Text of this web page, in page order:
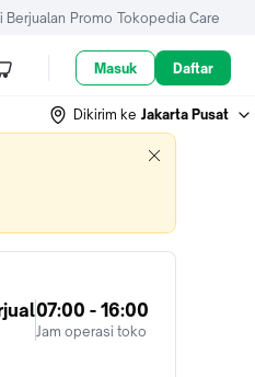
Berjualan Promo Tokopedia Care
Masuk Daftar
Dikirim ke Jakarta Pusat
07:00 - 16:00
Jam operasi toko